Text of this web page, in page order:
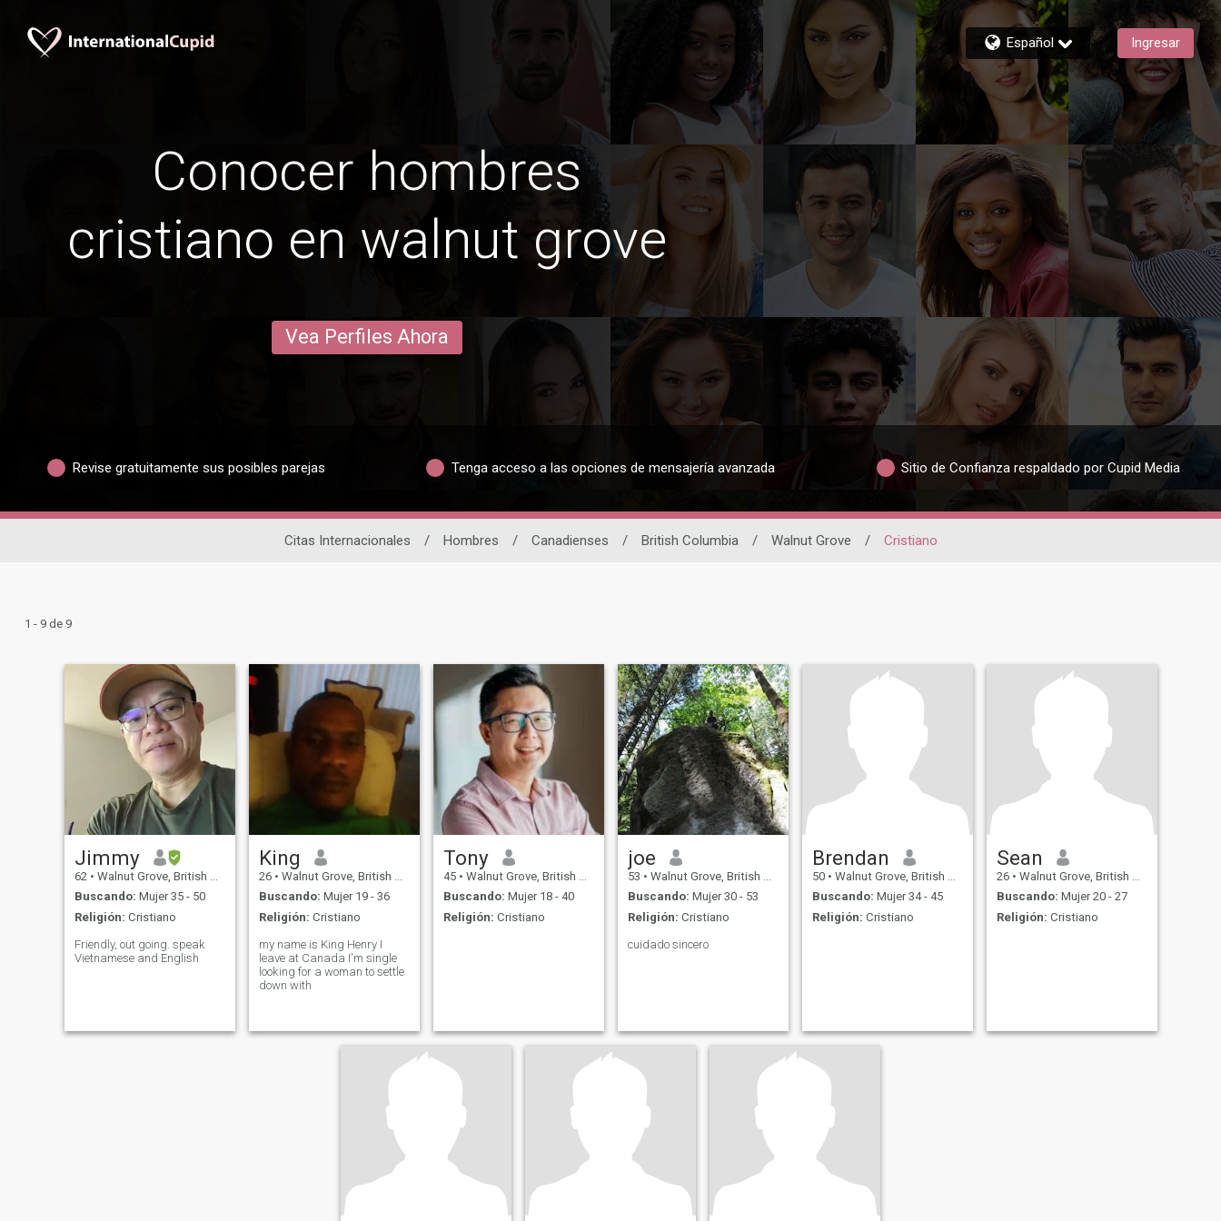
Español Ingresar
Conocer hombres
cristiano en walnut grove
Vea Perfiles Ahora
Revise gratuitamente sus posibles parejas Tenga acceso a las opciones de mensajería avanzada Sitio de Confianza respaldado por Cupid Media
Citas Internacionales / Hombres / Canadienses / British Columbia / Walnut Grove / Cristiano
1 - 9 de 9
Jimmy
62 • Walnut Grove, British Columbia, Canadá
Buscando: Mujer 35 - 50
Religión: Cristiano
Friendly, out going. speak
Vietnamese and English
King
26 • Walnut Grove, British Columbia, Canadá
Buscando: Mujer 19 - 36
Religión: Cristiano
my name is King Henry I
leave at Canada I'm single
looking for a woman to settle
down with
Tony
45 • Walnut Grove, British Columbia, Canadá
Buscando: Mujer 18 - 40
Religión: Cristiano
joe
53 • Walnut Grove, British Columbia, Canadá
Buscando: Mujer 30 - 53
Religión: Cristiano
cuidado sincero
Brendan
50 • Walnut Grove, British Columbia, Canadá
Buscando: Mujer 34 - 45
Religión: Cristiano
Sean
26 • Walnut Grove, British Columbia, Canadá
Buscando: Mujer 20 - 27
Religión: Cristiano